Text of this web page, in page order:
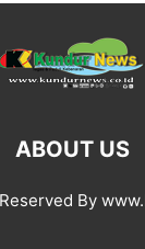
ABOUT US
By